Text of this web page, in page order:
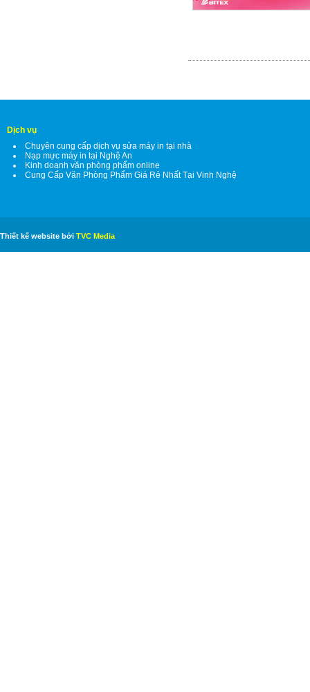
Dịch vụ
Chuyên cung cấp dịch vụ sửa máy in tại nhà
Nạp mực máy in tại Nghệ An
Kinh doanh văn phòng phẩm online
Cung Cấp Văn Phòng Phẩm Giá Rẻ Nhất Tại Vinh Nghệ
Thiết kế website bởi TVC Media